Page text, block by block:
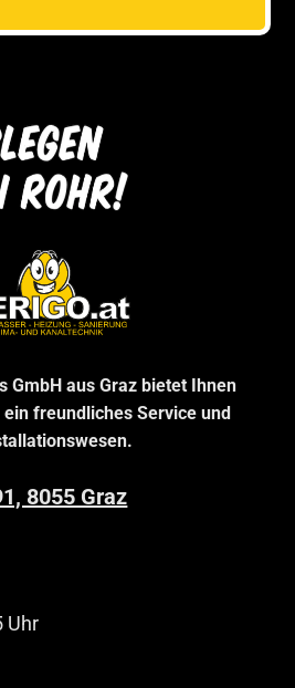
GmbH aus Graz bietet Ihnen
freundliches Service und
8055 Graz
Uhr